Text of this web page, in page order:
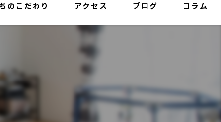
のこだわり
のこだわり
だわり
アクセス ブログ コラム